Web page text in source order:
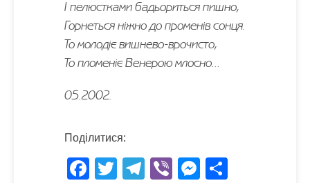
І пелюстками бадьориться пишно,
Горнеться ніжно до променів сонця.
То молодіє вишнево-врочисто,
То пломеніє Венерою млосно…
05.2002.
Поділитися:
F T T Vi M